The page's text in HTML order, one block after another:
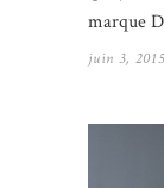
marque
juin 3, 2015